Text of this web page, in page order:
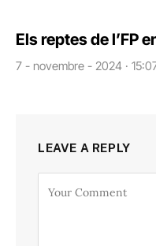
Els reptes de l’FP
7 - novembre - 2024 ·
LEAVE A REPLY